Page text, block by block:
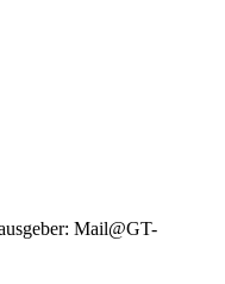
Mail@GT-